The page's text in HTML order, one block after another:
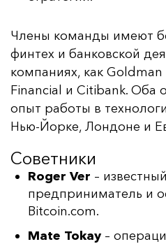
Чле­ны ко­ман­ды име­ют
фин­тех и бан­ков­ской
ком­па­ни­ях, как Goldman
Financial и Citibank. Оба
опыт ра­бо­ты в
Нью-Й­ор­ке, Лон­до­не и
Советники
Roger Ver –
предприниматель и
Bitcoin.com.
Mate Tokay –